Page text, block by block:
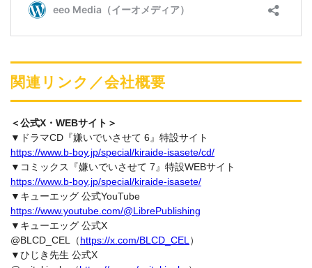
関連リンク／会社概要
＜公式X・WEBサイト＞
▼ドラマCD『嫌いでいさせて 6』特設サイト
https://www.b-boy.jp/special/kiraide-isasete/cd/
▼コミックス『嫌いでいさせて 7』特設WEBサイト
https://www.b-boy.jp/special/kiraide-isasete/
▼キューエッグ 公式YouTube
https://www.youtube.com/@LibrePublishing
▼キューエッグ 公式X
@BLCD_CEL（https://x.com/BLCD_CEL ）
▼ひじき先生 公式X